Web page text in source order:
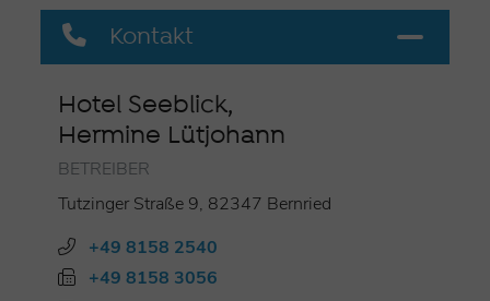
Wir freuen uns auf Sie!
Zimmer:
Alle unsere 102 Zimmer und Suiten sowie unsere 3
Ferienwohnungen überzeugen mit moderner, heller,
liebevoll ausgewählter Einrichtung. Mit
unterschiedlichen Zimmerkategorien und
Stilrichtungen schaffen wir für jedermann das richtige
Kontakt
Hotel Seeblick,
Hermine Lütjohann
BETREIBER
Tutzinger Straße 9, 82347 Bernried
+49 8158 2540
+49 8158 3056